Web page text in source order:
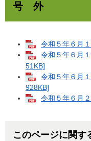
号 外
令和５年６月
令和５年６月
51KB]
令和５年６月
928KB]
令和５年６月
このページに関す